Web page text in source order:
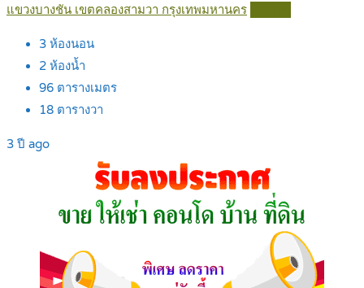
แขวงบางชัน เขตคลองสามวา กรุงเทพมหานคร
3 ห้องนอน
2 ห้องน้ำ
96 ตารางเมตร
18 ตารางวา
3 ปี ago